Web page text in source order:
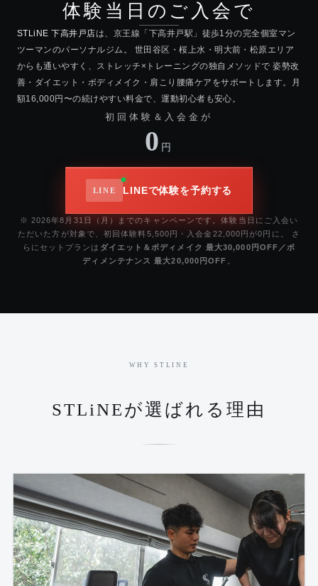
体験当日のご入会で
STLiNE 下高井戸店は、京王線「下高井戸駅」徒歩1分の完全個室マン
ツーマンのパーソナルジム。 世田谷区・桜上水・明大前・松原エリア
からも通いやすく、ストレッチ×トレーニングの独自メソッドで 姿勢改
善・ダイエット・ボディメイク・肩こり腰痛ケアをサポートします。月
額16,000円〜の続けやすい料金で、運動初心者も安心。
初回体験＆入会金が
0 円
LINEで体験を予約する
※ 2026年8月31日（月）までのキャンペーンです。体験当日にご入会い
ただいた方が対象で、初回体験料5,500円・入会金22,000円が0円に。 さ
らにセットプランは ダイエット＆ボディメイク 最大30,000円OFF／ボ
ディメンテナンス 最大20,000円OFF
WHY STLINE
STLiNEが選ばれる理由